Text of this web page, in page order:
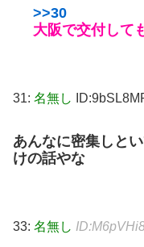
>>30
大阪で交付して
31: 名無し
あんなに密集しと
けの話やな
33: 名無し